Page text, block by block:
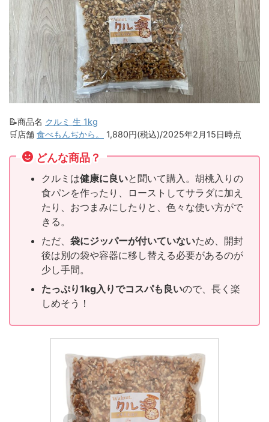
📝商品名 クルミ 生 1kg
🛒店舗 食べもんぢから。 1,880円(税込)/2025年2月15日時点
どんな商品？
クルミは健康に良いと聞いて購入。胡桃入りの
食パンを作ったり、ローストしてサラダに加え
たり、おつまみにしたりと、色々な使い方がで
きる。
ただ、 袋にジッパーが付いていないため、開封
後は別の袋や容器に移し替える必要があるのが
少し手間。
たっぷり1kg入りでコスパも良いので、長く楽
しめそう！